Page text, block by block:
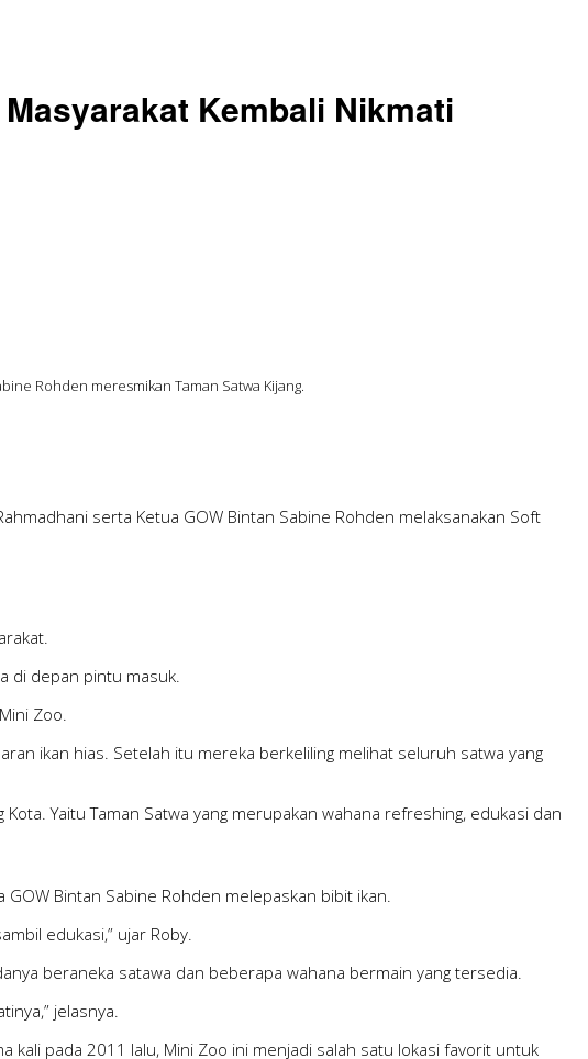
Kembali Nikmati
Rohden meresmikan Taman Satwa Kijang.
serta Ketua GOW Bintan Sabine Rohden melaksanakan Soft
di depan pintu masuk.
Zoo.
ikan hias. Setelah itu mereka berkeliling melihat seluruh satwa yang
Yaitu Taman Satwa yang merupakan wahana refreshing, edukasi dan
GOW Bintan Sabine Rohden melepaskan bibit ikan.
edukasi,” ujar Roby.
beraneka satawa dan beberapa wahana bermain yang tersedia.
jelasnya.
kali pada 2011 lalu, Mini Zoo ini menjadi salah satu lokasi favorit untuk